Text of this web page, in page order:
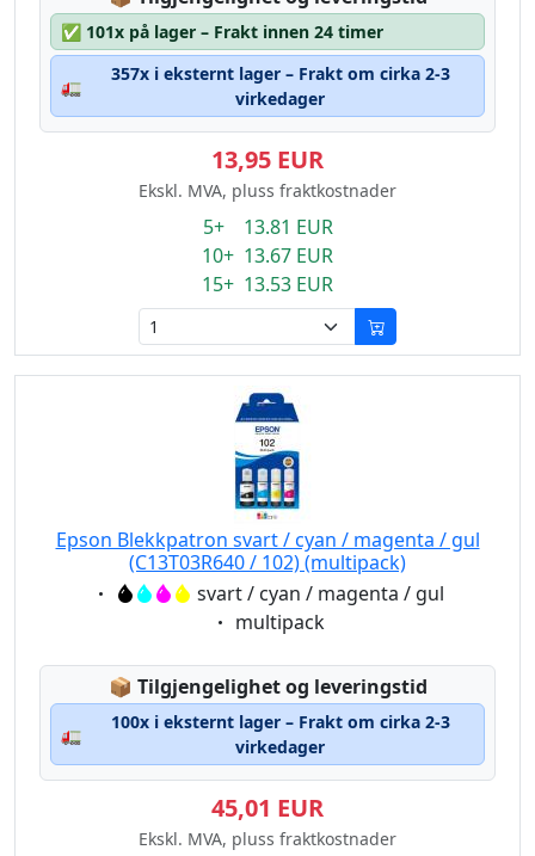
✅ 101x på lager – Frakt innen 24 timer
🚛
357x i eksternt lager – Frakt om cirka 2-3
virkedager
13,95 EUR
Ekskl. MVA, pluss fraktkostnader
5+ 13.81 EUR
10+ 13.67 EUR
15+ 13.53 EUR
Epson Blekkpatron svart / cyan / magenta / gul
(C13T03R640 / 102) (multipack)
Eigenschaft:svart / cyan / magenta / gul
Eigenschaft:
multipack
📦 Lagerstatus:
Tilgjengelighet og leveringstid
🚛
100x i eksternt lager – Frakt om cirka 2-3
virkedager
45,01 EUR
Ekskl. MVA, pluss fraktkostnader